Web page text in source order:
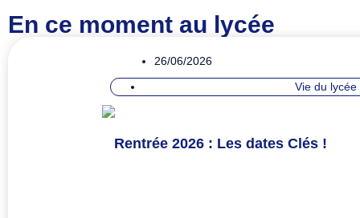
En ce moment au lycée
26/06/2026
Vie du lycée
Rentrée 2026 : Les dates Clés !